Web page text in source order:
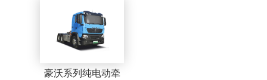
豪沃系列纯电动牵